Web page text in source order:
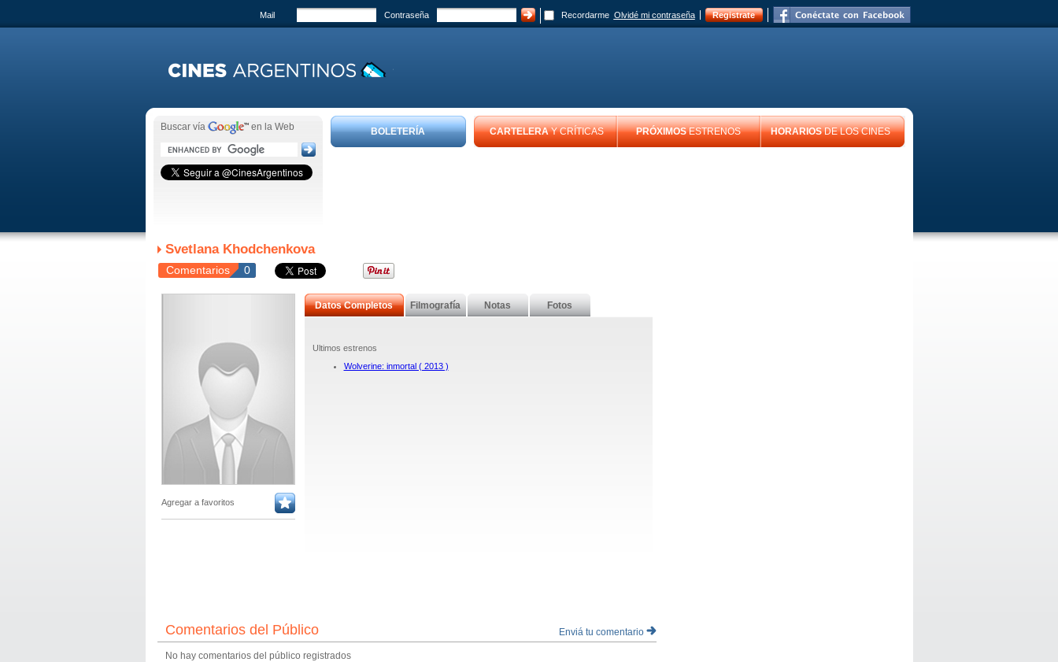
Mail Contraseña Recordarme Olvidé mi contraseña Registrate
Buscar vía en la Web BOLETERÍA CARTELERAY CRÍTICAS PRÓXIMOSESTRENOS HORARIOSDE LOS CINES
Svetlana Khodchenkova
Comentarios 0
Agregar a favoritos
Datos Completos Filmografía Notas Fotos
Ultimos estrenos
Wolverine: inmortal ( 2013 )
Comentarios del Público Enviá tu comentario
No hay comentarios del público registrados